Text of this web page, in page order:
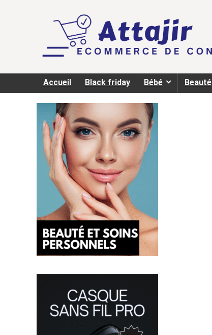
Accueil Black friday Bébé Beauté